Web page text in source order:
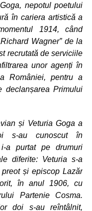
nepotul poetului
în cariera artistică a
1914, când
Wagner” de la
recrutată de serviciile
unor agenți în
României, pentru a
declanșarea Primului
și Veturia Goga a
s-au cunoscut în
a purtat pe drumuri
diferite: Veturia s-a
și episcop Lazăr
în anul 1906, cu
Partenie Cosma.
doi s-au reîntâlnit,